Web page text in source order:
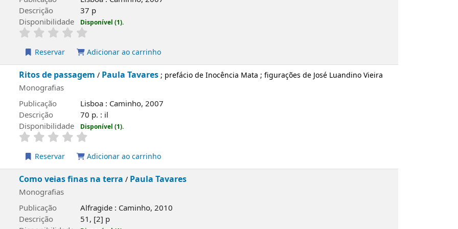
Descrição
37 p
Disponibilidade
Disponível (1).
Reservar Adicionar ao carrinho
Ritos de passagem / Paula Tavares; prefácio de Inocência Mata ; figurações de José Luandino Vieira
Monografias
Publicação
Lisboa : Caminho, 2007
Descrição
70 p. : il
Disponibilidade
Disponível (1).
Reservar Adicionar ao carrinho
Como veias finas na terra / Paula Tavares
Monografias
Publicação
Alfragide : Caminho, 2010
Descrição
51, [2] p